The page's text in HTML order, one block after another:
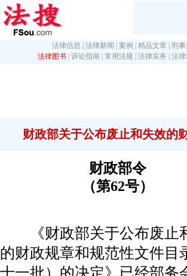
法律信息 法律新闻 案例 精品文章 刑
法律图书 诉讼指南 常用法规 法律实务 法律
财政部关于公布废止和失效的
财政部令
（第62号）
《财政部关于公布废止
的财政规章和规范性文件目